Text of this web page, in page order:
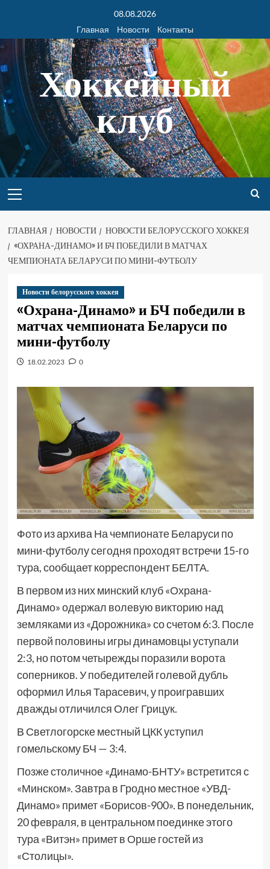
08.08.2026
Главная
Новости Контакты
Хоккейный
клуб
ГЛАВНАЯ НОВОСТИ
НОВОСТИ БЕЛОРУССКОГО ХОККЕЯ
«ОХРАНА-ДИНАМО» И БЧ ПОБЕДИЛИ В МАТЧАХ
ЧЕМПИОНАТА БЕЛАРУСИ ПО МИНИ-ФУТБОЛУ
Новости белорусского хоккея
«Охрана-Динамо» и БЧ победили в
матчах чемпионата Беларуси по
мини-футболу
18.02.2023 0
Фото из архива На чемпионате Беларуси по
мини-футболу сегодня проходят встречи 15-го
тура, сообщает корреспондент БЕЛТА.
В первом из них минский клуб «Охрана-
Динамо» одержал волевую викторию над
земляками из «Дорожника» со счетом 6:3. После
первой половины игры динамовцы уступали
2:3, но потом четырежды поразили ворота
соперников. У победителей голевой дубль
оформил Илья Тарасевич, у проигравших
дважды отличился Олег Грицук.
В Светлогорске местный ЦКК уступил
гомельскому БЧ — 3:4.
Позже столичное «Динамо-БНТУ» встретится с
«Минском». Завтра в Гродно местное «УВД-
Динамо» примет «Борисов-900». В понедельник,
20 февраля, в центральном поединке этого
тура «Витэн» примет в Орше гостей из
«Столицы».